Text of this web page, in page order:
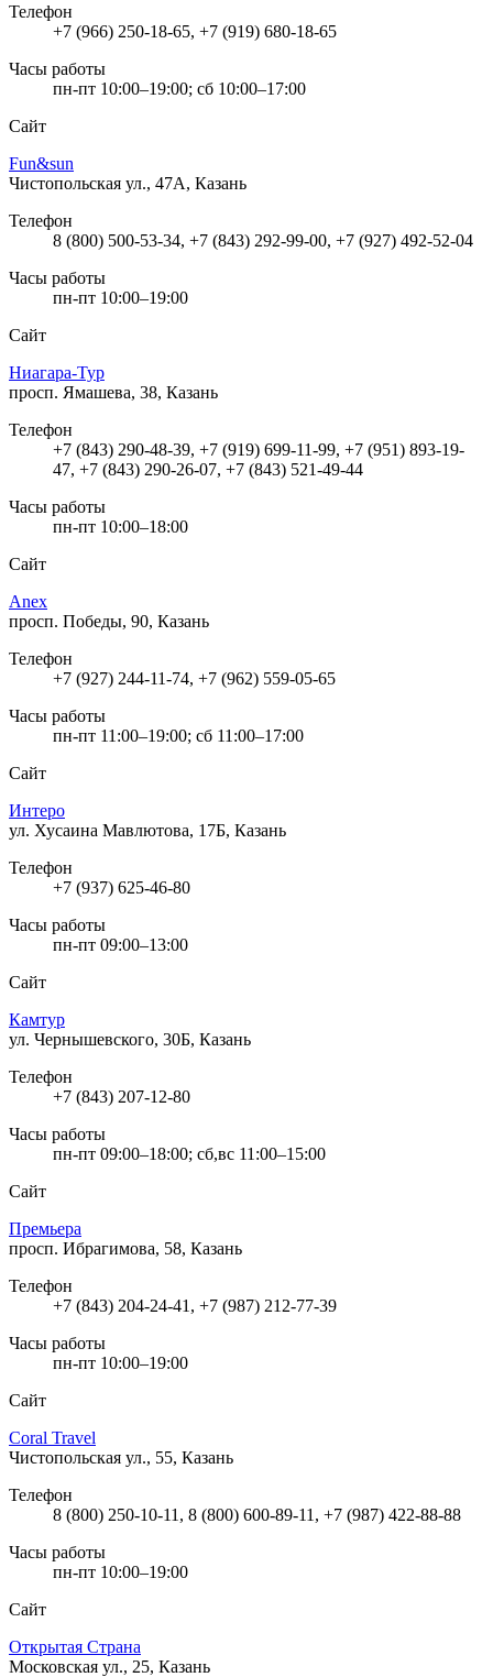
Телефон
+7 (966) 250-18-65, +7 (919) 680-18-65
Часы работы
пн-пт 10:00–19:00; сб 10:00–17:00
Сайт
Fun&sun
Чистопольская ул., 47А, Казань
Телефон
8 (800) 500-53-34, +7 (843) 292-99-00, +7 (927) 492-52-04
Часы работы
пн-пт 10:00–19:00
Сайт
Ниагара-Тур
просп. Ямашева, 38, Казань
Телефон
+7 (843) 290-48-39, +7 (919) 699-11-99, +7 (951) 893-19-
47, +7 (843) 290-26-07, +7 (843) 521-49-44
Часы работы
пн-пт 10:00–18:00
Сайт
Anex
просп. Победы, 90, Казань
Телефон
+7 (927) 244-11-74, +7 (962) 559-05-65
Часы работы
пн-пт 11:00–19:00; сб 11:00–17:00
Сайт
Интеро
ул. Хусаина Мавлютова, 17Б, Казань
Телефон
+7 (937) 625-46-80
Часы работы
пн-пт 09:00–13:00
Сайт
Камтур
ул. Чернышевского, 30Б, Казань
Телефон
+7 (843) 207-12-80
Часы работы
пн-пт 09:00–18:00; сб,вс 11:00–15:00
Сайт
Премьера
просп. Ибрагимова, 58, Казань
Телефон
+7 (843) 204-24-41, +7 (987) 212-77-39
Часы работы
пн-пт 10:00–19:00
Сайт
Coral Travel
Чистопольская ул., 55, Казань
Телефон
8 (800) 250-10-11, 8 (800) 600-89-11, +7 (987) 422-88-88
Часы работы
пн-пт 10:00–19:00
Сайт
Открытая Страна
Московская ул., 25, Казань